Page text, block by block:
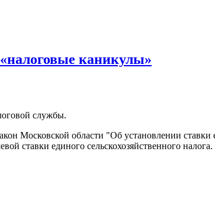
каникулы»
службы.
Московской области "Об установлении ставки
ставки единого сельскохозяйственного налога.